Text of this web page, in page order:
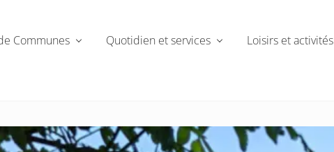
Communes Quotidien et services Loisirs et activités